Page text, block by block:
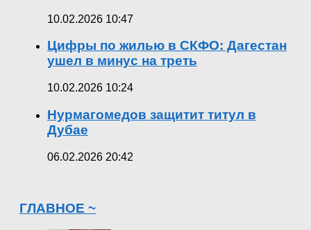
10.02.2026 10:47
Цифры по жилью в СКФО: Дагестан
ушел в минус на треть
10.02.2026 10:24
Нурмагомедов защитит титул в
Дубае
06.02.2026 20:42
ГЛАВНОЕ ~